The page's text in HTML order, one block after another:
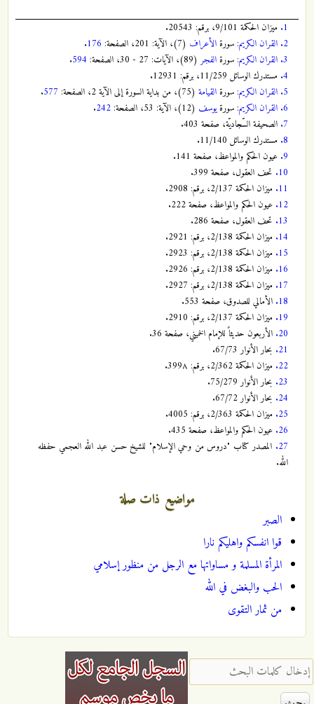
1. ميزان الحكمة 9/101، برقم: 20543.
2. القران الكريم: سورةالأعراف (7)، الآية: 201، الصفحة: 176
.
3. القران الكريم: سورةالفجر(89)، الآيات: 27 - 30، الصفحة: 594
.
4. مستدرك الوسائل 11/259، برقم: 12931.
5. القران الكريم: سورةالقيامة (75)، من بداية السورة إلى الآية 2، الصفحة: 577
.
6. القران الكريم: سورةيوسف (12)، الآية: 53، الصفحة: 242
.
7. الصحيفة السّجاديّة، صفحة 403.
8. مستدرك الوسائل 11/140.
9. عيون الحكم والمواعظ، صفحة 141.
10. تحف العقول، صفحة 399.
11. ميزان الحكمة 2/137، برقم: 2908.
12. عيون الحكم والمواعظ، صفحة 222.
13. تحف العقول، صفحة 286.
14. ميزان الحكمة 2/138، برقم: 2921.
15. ميزان الحكمة 2/138، برقم: 2923.
16. ميزان الحكمة 2/138، برقم: 2926.
17. ميزان الحكمة 2/138، برقم: 2927.
18. الأمالي للصدوق، صفحة 553.
19. ميزان الحكمة 2/137، برقم: 2910.
20. الأربعون حديثاً للإمام الخميني، صفحة 36.
21. بحار الأنوار 67/73.
22. ميزان الحكمة 2/362، برقم: 399٨.
23. بحار الأنوار 75/279.
24. بحار الأنوار 67/72.
25. ميزان الحكمة 2/363، برقم: 4005.
26. عيون الحكم والمواعظ، صفحة 435.
27. المصدر كتاب "دروس من وحي الإسلام" للشيخ حسن عبد الله العجمي حفظه
الله.
مواضيع ذات صلة
الصبر
قوا انفسكم واهليكم نارا
المرأة المسلمة و مساواتها مع الرجل من منظور إسلامي
الحب والبغض في الله
من ثمار التقوى
‏إدخال كلمات البحث ‏